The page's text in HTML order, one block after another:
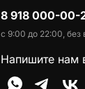
8 918 000-00-
с 9:00 до 22:00, без
Напишите нам